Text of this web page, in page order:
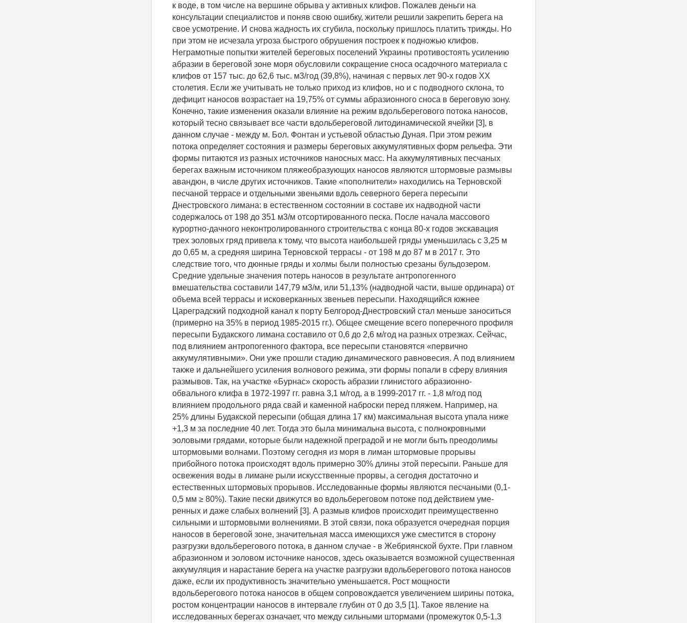
к воде, в том числе на вершине обрыва у активных клифов. Пожалев деньги на
консультации специалистов и поняв свою ошибку, жители решили закрепить берега на
свое усмотрение. И снова жадность их сгубила, поскольку пришлось платить трижды. Но
при этом не исчезала угроза быстрого обрушения построек к подножью клифов.
Неграмотные попытки жителей береговых поселений Украины противостоять усилению
абразии в береговой зоне моря обусловили сокращение сноса осадочного материала с
клифов от 157 тыс. до 62,6 тыс. м3/год (39,8%), начиная с первых лет 90-х годов ХХ
столетия. Если же учитывать не только приход из клифов, но и с подводного склона, то
дефицит наносов возрастает на 19,75% от суммы абразионного сноса в береговую зону.
Конечно, такие изменения оказали влияние на режим вдольберегового потока наносов,
который тесно связывает все части вдольбереговой литодинамической ячейки [3], в
данном случае - между м. Бол. Фонтан и устьевой областью Дуная. При этом режим
потока определяет состояния и размеры береговых аккумулятивных форм рельефа. Эти
формы питаются из разных источников наносных масс. На аккумулятивных песчаных
берегах важным источником пляжеобразующих наносов являются штормовые размывы
авандюн, в числе других источников. Такие «пополнители» находились на Терновской
песчаной террасе и отдельными звеньями вдоль северного берега пересыпи
Днестровского лимана: в естественном состоянии в составе их надводной части
содержалось от 198 до 351 м3/м отсортированного песка. После начала массового
курортно-дачного неконтролированного строительства с конца 80-х годов экскавация
трех эоловых гряд привела к тому, что высота наибольшей гряды уменьшилась с 3,25 м
до 0,65 м, а средняя ширина Терновской террасы - от 198 м до 87 м в 2017 г. Это
следствие того, что дюнные гряды и холмы были полностью срезаны бульдозером.
Средние удельные значения потерь наносов в результате антропогенного
вмешательства составили 147,79 м3/м, или 51,13% (надводной части, выше ординара) от
объема всей террасы и исковерканных звеньев пересыпи. Находящийся южнее
Цареградский подходной канал к порту Белгород-Днестровский стал меньше заноситься
(примерно на 35% в период 1985-2015 гг.). Общее смещение всего поперечного профиля
пересыпи Будакского лимана составило от 0,6 до 2,6 м/год на разных отрезках. Сейчас,
под влиянием антропогенного фактора, все пересыпи становятся «первично
аккумулятивными». Они уже прошли стадию динамического равновесия. А под влиянием
также и дальнейшего усиления волнового режима, эти формы попали в сферу влияния
размывов. Так, на участке «Бурнас» скорость абразии глинистого абразионно-
обвального клифа в 1972-1997 гг. равна 3,1 м/год, а в 1999-2017 гг. - 1,8 м/год под
влиянием продольного ряда свай и каменной наброски перед пляжем. Например, на
25% длины Будакской пересыпи (общая длина 17 км) максимальная высота упала ниже
+1,3 м за последние 40 лет. Тогда это была минимальна высота, с полнокровными
эоловыми грядами, которые были надежной преградой и не могли быть преодолимы
штормовыми волнами. Поэтому сегодня из моря в лиман штормовые прорывы
прибойного потока происходят вдоль примерно 30% длины этой пересыпи. Раньше для
освежения воды в лимане рыли искусственные прорвы, а сегодня достаточно и
естественных штормовых прорывов. Исследованные формы являются песчаными (0,1-
0,5 мм ≥ 80%). Такие пески движутся во вдольбереговом потоке под действием уме-
ренных и даже слабых волнений [3]. А размыв клифов происходит преимущественно
сильными и штормовыми волнениями. В этой связи, пока образуется очередная порция
наносов в береговой зоне, значительная масса имеющихся уже сместится в сторону
разгрузки вдольберегового потока, в данном случае - в Жебриянской бухте. При главном
абразионном и эоловом источнике наносов, здесь оказывается возможной существенная
аккумуляция и нарастание берега на участке разгрузки вдольберегового потока наносов
даже, если их продуктивность значительно уменьшается. Рост мощности
вдольберегового потока наносов в общем сопровождается увеличением ширины потока,
ростом концентрации наносов в интервале глубин от 0 до 3,5 [1]. Такое явление на
исследованных берегах означает, что между сильными штормами (промежуток 0,5-1,3